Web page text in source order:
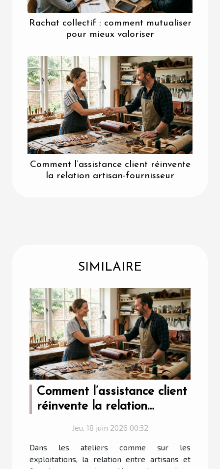
Rachat collectif : comment mutualiser
pour mieux valoriser
Comment l’assistance client réinvente
la relation artisan-fournisseur
SIMILAIRE
Comment l’assistance client
réinvente la relation
Jeu. 18 juin 2026 00:32
Dans les ateliers comme sur les
exploitations, la relation entre artisans et